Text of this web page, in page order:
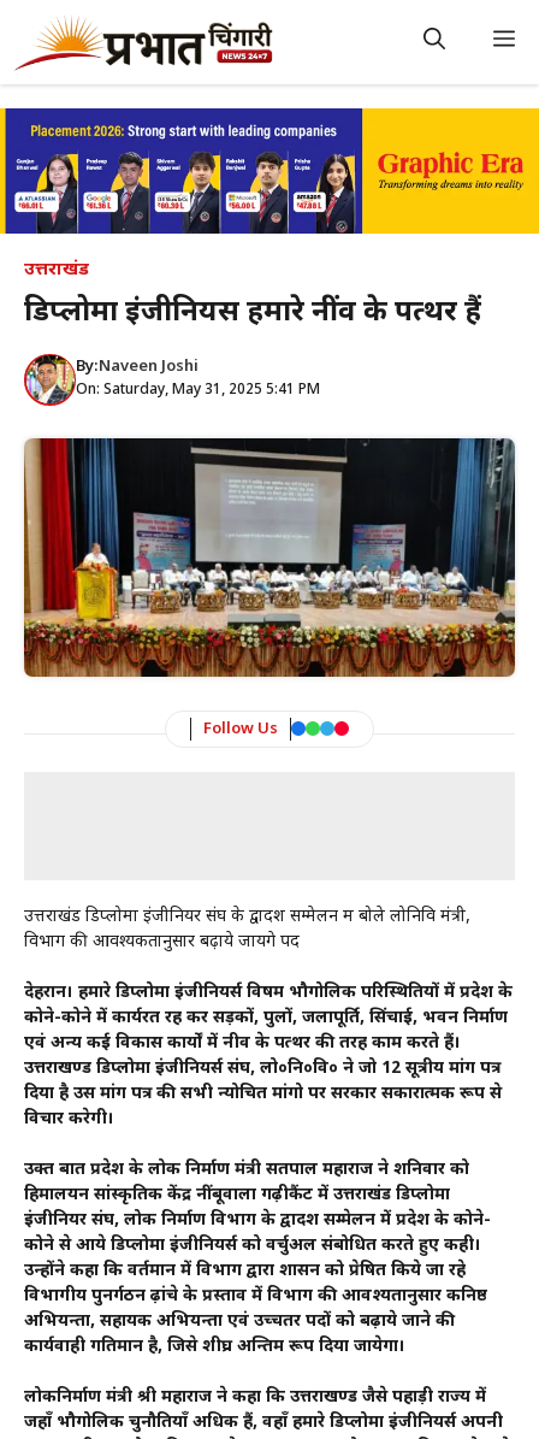
content
उत्तराखंड
डिप्लोमा इंजीनियर्स हमारे नींव के पत्थर हैं
By:Naveen Joshi
On: Saturday, May 31, 2025 5:41 PM
Follow Us
उत्तराखंड डिप्लोमा इंजीनियर संघ के द्वादश सम्मेलन में बोले लोनिवि मंत्री,
विभाग की आवश्यकतानुसार बढ़ाये जायेंगे पद
देहरादून। हमारे डिप्लोमा इंजीनियर्स विषम भौगोलिक परिस्थितियों में प्रदेश के
कोने-कोने में कार्यरत रह कर सड़कों, पुलों, जलापूर्ति, सिंचाई, भवन निर्माण
एवं अन्य कई विकास कार्यों में नीव के पत्थर की तरह काम करते हैं।
उत्तराखण्ड डिप्लोमा इंजीनियर्स संघ, लो०नि०वि० ने जो 12 सूत्रीय मांग पत्र
दिया है उस मांग पत्र की सभी न्योचित मांगो पर सरकार सकारात्मक रूप से
विचार करेगी।
उक्त बात प्रदेश के लोक निर्माण मंत्री सतपाल महाराज ने शनिवार को
हिमालयन सांस्कृतिक केंद्र नींबूवाला गढ़ीकैंट में उत्तराखंड डिप्लोमा
इंजीनियर संघ, लोक निर्माण विभाग के द्वादश सम्मेलन में प्रदेश के कोने-
कोने से आये डिप्लोमा इंजीनियर्स को वर्चुअल संबोधित करते हुए कही।
उन्होंने कहा कि वर्तमान में विभाग द्वारा शासन को प्रेषित किये जा रहे
विभागीय पुनर्गठन ढ़ांचे के प्रस्ताव में विभाग की आवश्यतानुसार कनिष्ठ
अभियन्ता, सहायक अभियन्ता एवं उच्चतर पदों को बढ़ाये जाने की
कार्यवाही गतिमान है, जिसे शीघ्र अन्तिम रूप दिया जायेगा।
लोकनिर्माण मंत्री श्री महाराज ने कहा कि उत्तराखण्ड जैसे पहाड़ी राज्य में
जहाँ भौगोलिक चुनौतियाँ अधिक हैं, वहाँ हमारे डिप्लोमा इंजीनियर्स अपनी